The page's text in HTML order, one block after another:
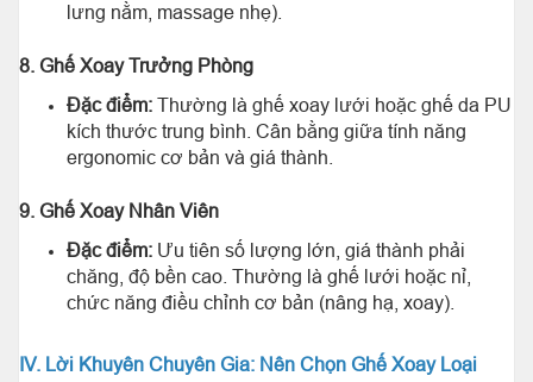
lưng nằm, massage nhẹ).
8. Ghế Xoay Trưởng Phòng
Đặc điểm: Thường là ghế xoay lưới hoặc ghế da PU
kích thước trung bình. Cân bằng giữa tính năng
ergonomic cơ bản và giá thành.
9. Ghế Xoay Nhân Viên
Đặc điểm: Ưu tiên số lượng lớn, giá thành phải
chăng, độ bền cao. Thường là ghế lưới hoặc nỉ,
chức năng điều chỉnh cơ bản (nâng hạ, xoay).
IV. Lời Khuyên Chuyên Gia: Nên Chọn Ghế Xoay Loại